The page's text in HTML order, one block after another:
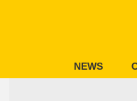
NEWS